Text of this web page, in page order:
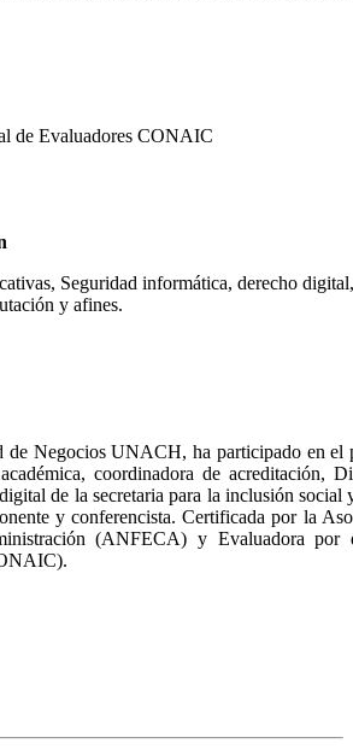
de Evaluadores CONAIC
Seguridad informática, derecho
y afines.
de Negocios UNACH, ha participado en el
coordinadora de
de la secretaria para la inclusión
y conferencista. Certificada por la
(ANFECA) y Evaluadora